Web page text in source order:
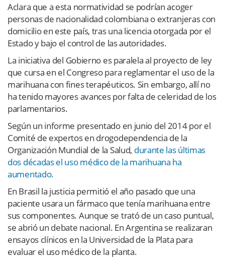
Aclara que a esta normatividad se podrían acoger
personas de nacionalidad colombiana o extranjeras con
domicilio en este país, tras una licencia otorgada por el
Estado y bajo el control de las autoridades.
La iniciativa del Gobierno es paralela al proyecto de ley
que cursa en el Congreso para reglamentar el uso de la
marihuana con fines terapéuticos. Sin embargo, allí no
ha tenido mayores avances por falta de celeridad de los
parlamentarios.
Según un informe presentado en junio del 2014 por el
Comité de expertos en drogodependencia de la
Organización Mundial de la Salud, durante las últimas
dos décadas el uso médico de la marihuana ha
aumentado.
En Brasil la justicia permitió el año pasado que una
paciente usara un fármaco que tenía marihuana entre
sus componentes. Aunque se trató de un caso puntual,
se abrió un debate nacional. En Argentina se realizaran
ensayos clínicos en la Universidad de la Plata para
evaluar el uso médico de la planta.